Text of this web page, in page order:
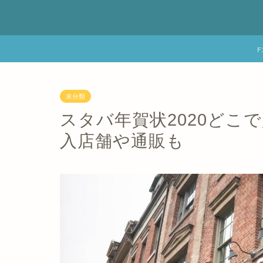
未分類
スタバ年賀状2020どこ
入店舗や通販も